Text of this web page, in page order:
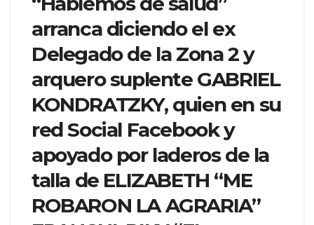
arranca diciendo el ex
Delegado de la Zona 2 y
arquero suplente GABRIEL
KONDRATZKY, quien en su
red Social Facebook y
apoyado por laderos de la
talla de ELIZABETH “ME
ROBARON LA AGRARIA”